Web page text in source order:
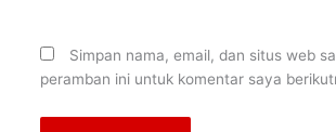
Simpan nama, email, dan situs web
peramban ini untuk komentar saya